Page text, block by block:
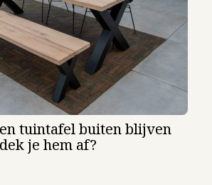
tuintafel buiten blijven
je hem af?